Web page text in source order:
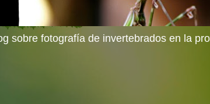
sobre fotografía de invertebrados en la